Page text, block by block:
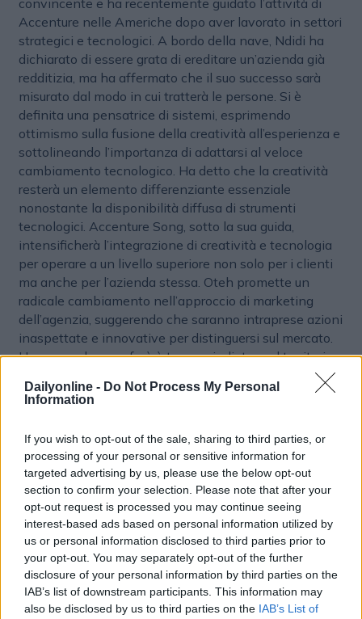
Dailyonline - Do Not Process My Personal
Information
If you wish to opt-out of the sale, sharing to third parties, or
processing of your personal or sensitive information for
targeted advertising by us, please use the below opt-out
section to confirm your selection. Please note that after your
opt-out request is processed you may continue seeing
interest-based ads based on personal information utilized by
us or personal information disclosed to third parties prior to
your opt-out. You may separately opt-out of the further
disclosure of your personal information by third parties on the
IAB’s list of downstream participants. This information may
also be disclosed by us to third parties on the IAB’s List of
Accenture nelle Americhe dopo aver lavorato in settori
strategici e tecnologici. A bordo della nave, Ndidi ha
dichiarato di essere grata di ereditare un’azienda già
redditizia, ma ha affermato che il suo successo sarà
misurato dal modo in cui tratterà le persone. Si è
definita una pensatrice di sistemi, esprimendo
ottimismo sulla fusione della creatività all’esperienza e
sottolineando l’importanza di adattarsi al veloce
cambiamento tecnologico. Ha detto che la creatività
resterà un elemento differenziante essenziale
nonostante la disponibilità diffusa di strumenti
tecnologici. Accenture Song, sotto la sua guida,
intensificherà l’integrazione di creatività e tecnologia
per operare a un livello superiore non solo per i clienti
ma anche per l’azienda stessa. Oteh promette un
radicale cambiamento nell’approccio di marketing
dell’agenzia, suggerendo che saranno intraprese azioni
inaspettate e innovative per distinguersi sul mercato.
Una cosa che non farà è tornare indietro nel territorio
dei media tradizionali. Interrogata sull’evoluzione dei
piani di Song, non si è tirata indietro: “Stiamo
L’eredità di Droga
L’eredità di Droga si concentra quindi sul valore delle
persone e del team che ha contribuito a sviluppare,
salvando la creatività e risolvendo problemi al
massimo livello nel settore. Droga sottolinea
l’importanza di ridefinire la creatività nell’era
dell’intelligenza artificiale, affermando che essa è
fluida e non si limita solo alla pubblicità in tv, ma si